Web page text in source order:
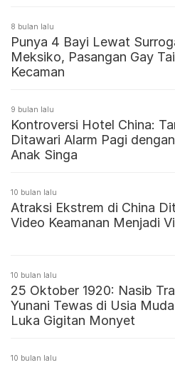
8 bulan lalu
Punya 4 Bayi Lewat
Meksiko, Pasangan Gay
Kecaman
9 bulan lalu
Kontroversi Hotel China:
Ditawari Alarm Pagi
Anak Singa
10 bulan lalu
Atraksi Ekstrem di China
Video Keamanan Menjadi
10 bulan lalu
25 Oktober 1920: Nasib
Yunani Tewas di Usia
Luka Gigitan Monyet
10 bulan lalu